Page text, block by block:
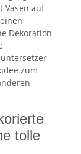
Vasen auf
Dekoration -
zum
tolle